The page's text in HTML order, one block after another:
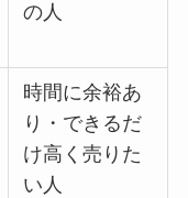
の人
時間に余裕あ
り・できるだ
け高く売りた
い人